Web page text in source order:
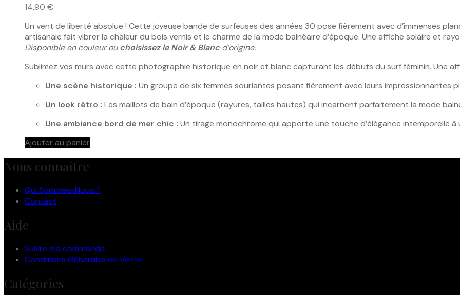
14,90 €
Un vent de liberté absolue ! Cette joyeuse bande de surfeuses des années 30 pose fièrement avec d’immenses
artisanale fait vibrer la chaleur du bois vernis et le charme de la mode balnéaire d’époque. Une affiche solaire et
Disponible en couleur ouchoisissez le Noir & Blanc d’origine.
Sublimez vos murs avec cette photographie historique en noir et blanc capturant les débuts du surf féminin. Une
Une scène historique : Un groupe de six femmes souriantes posant fièrement avec leurs impressionnantes
Un look rétro : Les maillots de bain d’époque (rayures, tailles hautes) qui incarnent parfaitement la mode
Une ambiance bord de mer chic : Un tirage monochrome qui apporte une touche d’élégance intemporelle
Ajouter au panier
Nous connaître
Qui Sommes-Nous ?
Contact
Aide
Suivre ma commande
Conditions Générales de Vente
Catégories